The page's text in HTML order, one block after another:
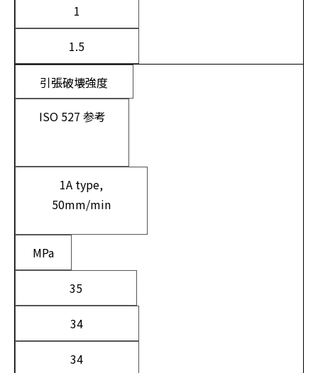
1
1.5
引張破壊強度
ISO 527 参考
1A type,
50mm/min
MPa
35
34
34